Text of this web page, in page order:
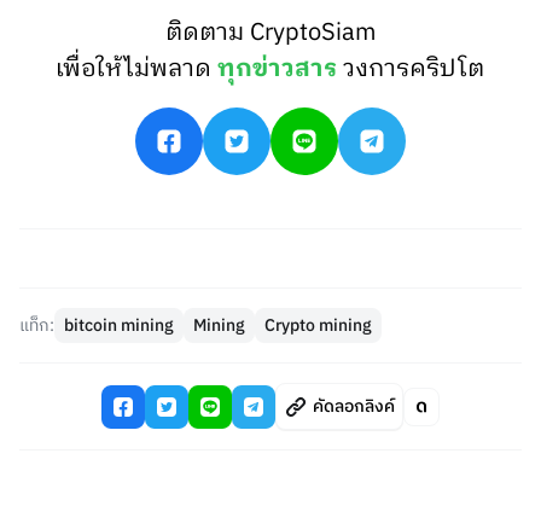
ติดตาม CryptoSiam
เพื่อให้ไม่พลาดทุกข่าวสารวงการคริปโต
แท็ก: bitcoin mining Mining Crypto mining
คัดลอกลิงค์